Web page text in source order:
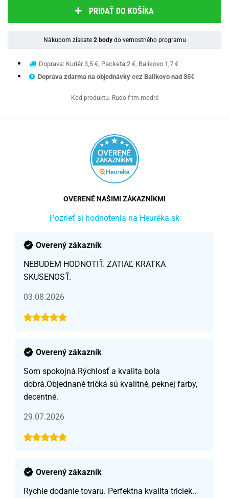
PRIDAŤ DO KOŠÍKA
Nákupom získate 2 bodydo vernostného programu
Doprava: Kuriér 3,5 €, Packeta 2 €, Balíkovo 1,7 €
Doprava zdarma na objednávky cez Balíkovo nad 35€
Kód produktu: Rudolf tm.modré
OVERENÉ NAŠIMI ZÁKAZNÍKMI
Pozrieť si hodnotenia na Heuréka.sk
Overený zákazník
NEBUDEM HODNOTIŤ. ZATIAĽ KRATKA
SKUSENOSŤ.
03.08.2026
Overený zákazník
Som spokojná.Rýchlosť a kvalita bola
dobrá.Objednané tričká sú kvalitné, peknej farby,
decentné.
29.07.2026
Overený zákazník
Rychle dodanie tovaru. Perfektna kvalita triciek..